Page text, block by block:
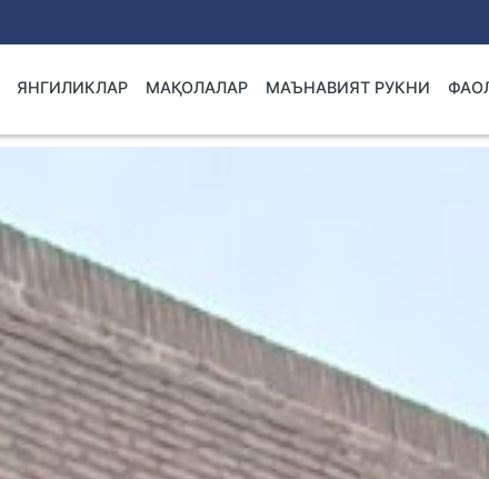
ЯНГИЛИКЛАР МАҚОЛАЛАР МАЪНАВИЯТ РУКНИ